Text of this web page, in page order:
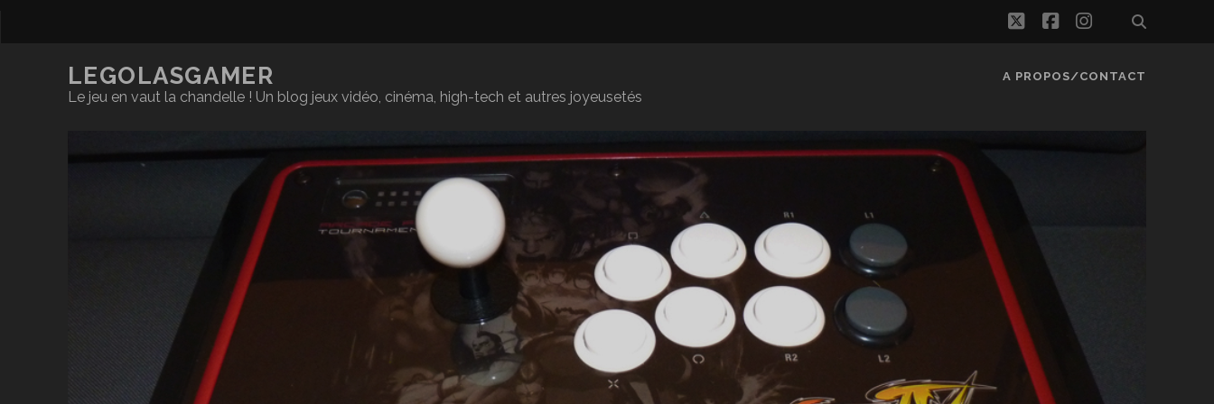
twitterfacebook
instagram
LEGOLASGAMER
Le jeu en vaut la chandelle ! Un blog jeux vidéo, cinéma, high-tech et autres joyeusetés
A PROPOS/CONTACT